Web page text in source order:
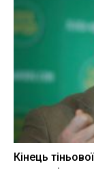
Кінець